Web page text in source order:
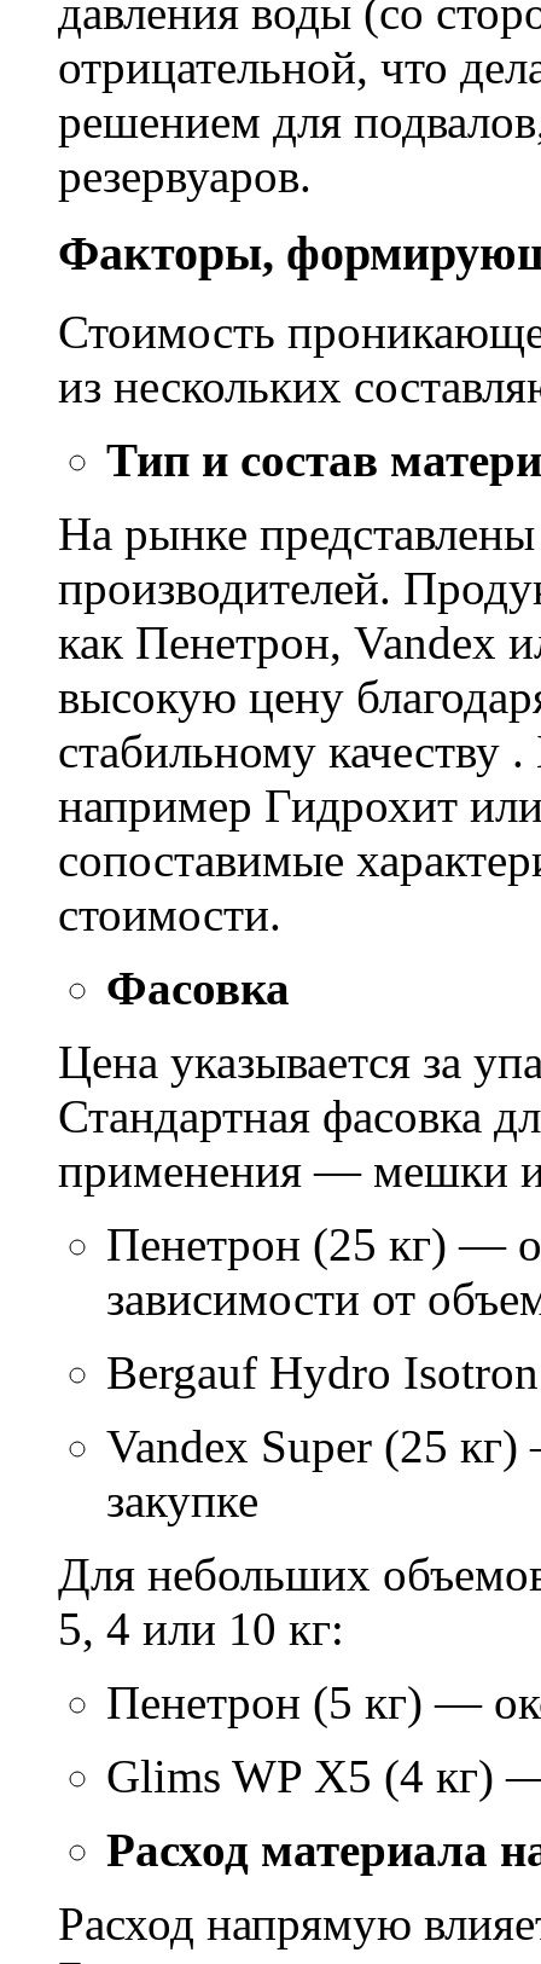
давления воды (со
отрицательной, что
решением для
резервуаров.
Факторы,
Стоимость
из нескольких
Тип и состав
На рынке
производителей.
как Пенетрон, Vandex
высокую цену
стабильному качеству
например Гидрохит
сопоставимые
стоимости.
Фасовка
Цена указывается за
Стандартная фасовка
применения — мешки
Пенетрон (25 кг) —
зависимости от
Bergauf Hydro
Vandex Super (25
закупке
Для небольших
5, 4 или 10 кг:
Пенетрон (5 кг) —
Glims WP X5 (4 кг)
Расход материала
Расход напрямую